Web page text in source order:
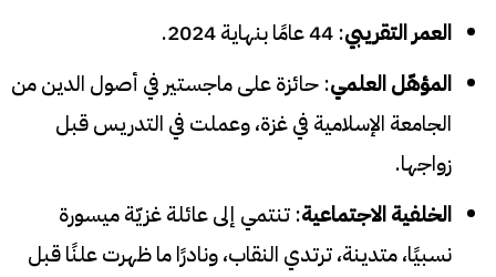
العمر التقريبي: 44 عامًا بنهاية 2024.
المؤهّل العلمي: حائزة على ماجستير في أصول الدين من
الجامعة الإسلامية في غزة، وعملت في التدريس قبل
زواجها.
الخلفية الاجتماعية: تنتمي إلى عائلة غزيّة ميسورة
نسبيًا، متدينة، ترتدي النقاب، ونادرًا ما ظهرت علنًا قبل